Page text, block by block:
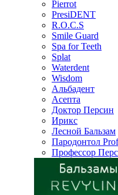
Pierrot
PresiDENT
R.O.C.S
Smile Guard
Spa for Teeth
Splat
Waterdent
Wisdom
Альбадент
Асепта
Доктор Персин
Ирикс
Лесной Бальзам
Пародонтол Prof
Профессор